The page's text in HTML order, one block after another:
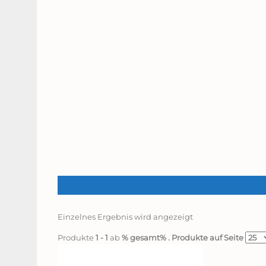
Einzelnes Ergebnis wird angezeigt
Produkte1 - 1 ab% gesamt% . Produkte auf Seite